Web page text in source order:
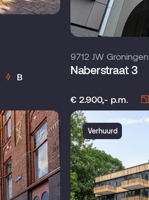
B
9712 JW Groningen
Naberstraat 3
€ 2.900,- p.m.
Verhuurd